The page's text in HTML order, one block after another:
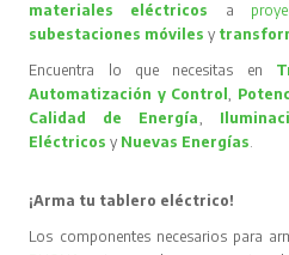
materiales eléctricos
a
subestaciones móvilesy
Encuentra lo que necesitas en
Automatización y Control,
Calidad de Energía,
Eléctricos y Nuevas Energías.
¡Arma tu tablero eléctrico!
Los componentes necesarios para